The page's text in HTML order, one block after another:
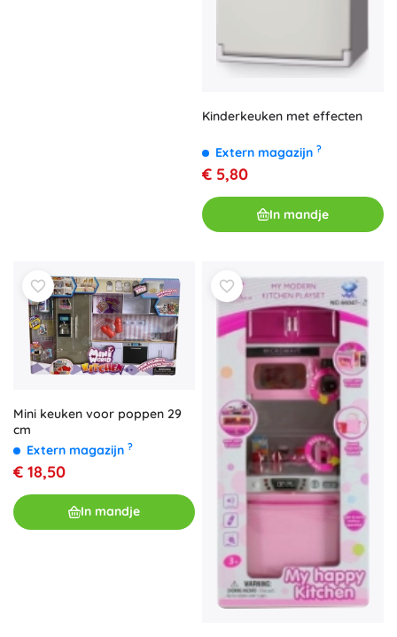
Kinderkeuken met effecten
Extern magazijn ?
€ 5,80
In mandje
Mini keuken voor poppen 29
cm
Extern magazijn ?
€ 18,50
In mandje